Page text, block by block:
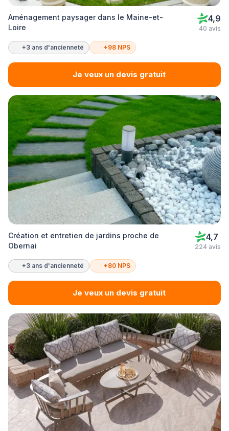
Aménagement paysager dans le Maine-et-
Loire
4,9
40 avis
+3 ans d'ancienneté +98 NPS
Je veux un devis gratuit
Création et entretien de jardins proche de
Obernai
4,7
224 avis
+3 ans d'ancienneté +80 NPS
Je veux un devis gratuit